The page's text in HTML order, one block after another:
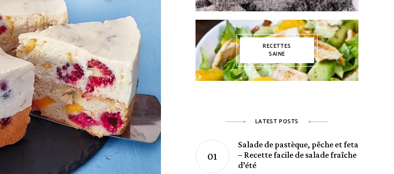
RECETTES
SAINE
LATEST POSTS
Salade de pastèque, pêche et feta
– Recette facile de salade fraîche
d’été